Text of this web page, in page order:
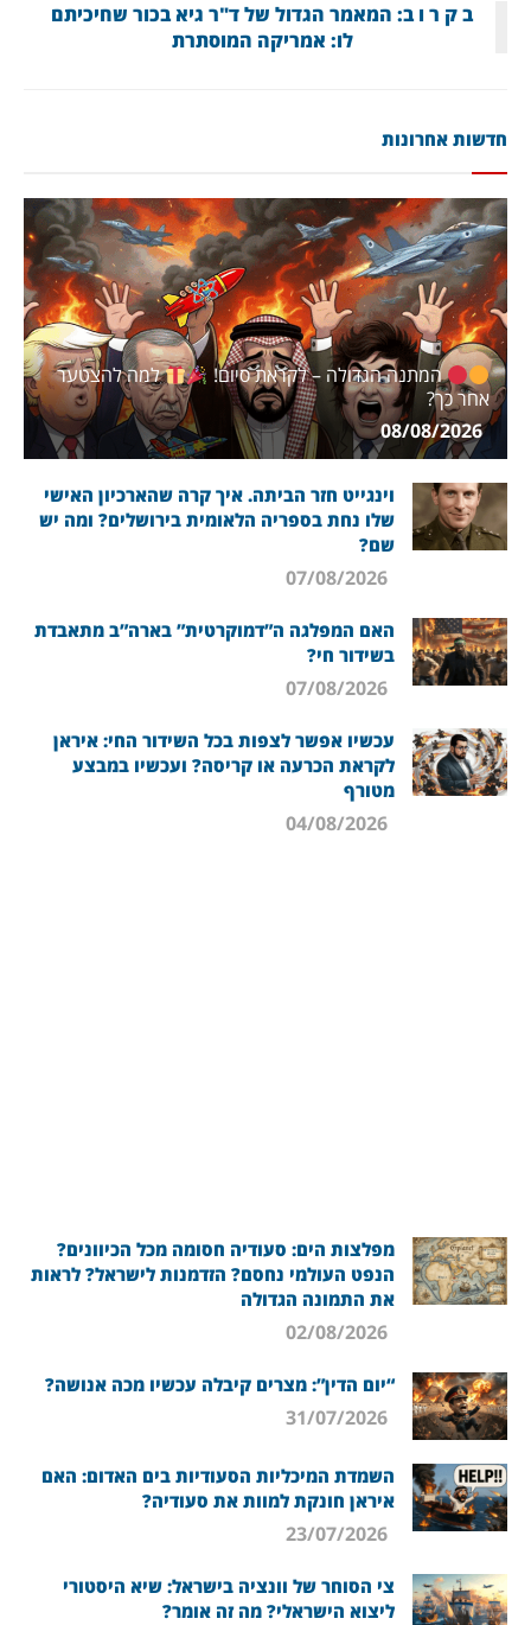
ב ק ר ו ב: המאמר הגדול של ד"ר גיא בכור שחיכיתם
לו: אמריקה המוסתרת
חדשות אחרונות
המתנה הגדולה – לקראת סיום!
למה להצטער
אחר כך?
08/08/2026
וינגייט חזר הביתה. איך קרה שהארכיון האישי
שלו נחת בספריה הלאומית בירושלים? ומה יש
שם?
האם המפלגה ה”דמוקרטית” בארה”ב מתאבדת
בשידור חי?
עכשיו אפשר לצפות בכל השידור החי: איראן
לקראת הכרעה או קריסה? ועכשיו במבצע
מטורף
מפלצות הים: סעודיה חסומה מכל הכיוונים?
הנפט העולמי נחסם? הזדמנות לישראל? לראות
את התמונה הגדולה
“יום הדין”: מצרים קיבלה עכשיו מכה אנושה?
השמדת המיכליות הסעודיות בים האדום: האם
איראן חונקת למוות את סעודיה?
צי הסוחר של וונציה בישראל: שיא היסטורי
ליצוא הישראלי? מה זה אומר?